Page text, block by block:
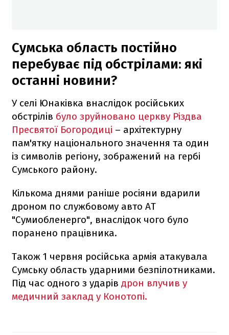
Сумська область постійно
перебуває під обстрілами: які
останні новини?
У селі Юнаківка внаслідок російських
обстрілів було зруйновано церкву Різдва
Пресвятої Богородиці – архітектурну
пам'ятку національного значення та один
із символів регіону, зображений на гербі
Сумського району.
Кількома днями раніше росіяни вдарили
дроном по службовому авто АТ
"Сумиобленерго", внаслідок чого було
поранено працівника.
Також 1 червня російська армія атакувала
Сумську область ударними безпілотниками.
Під час одного з ударів дрон влучив у
медичний заклад у Конотопі.